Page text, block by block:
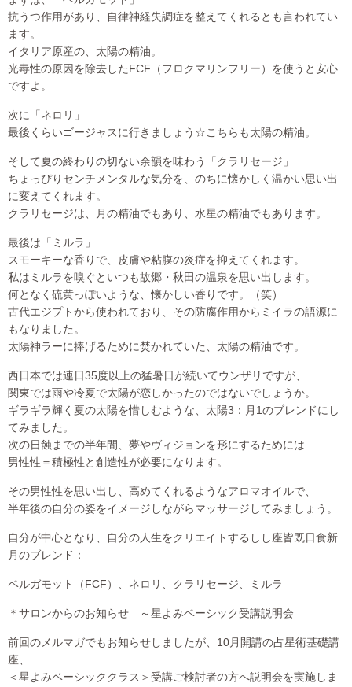
抗うつ作用があり、自律神経失調症を整えてくれるとも言われてい
ます。
イタリア原産の、太陽の精油。
光毒性の原因を除去したFCF（フロクマリンフリー）を使うと安心
ですよ。
次に「ネロリ」
最後くらいゴージャスに行きましょう☆こちらも太陽の精油。
そして夏の終わりの切ない余韻を味わう「クラリセージ」
ちょっぴりセンチメンタルな気分を、のちに懐かしく温かい思い出
に変えてくれます。
クラリセージは、月の精油でもあり、水星の精油でもあります。
最後は「ミルラ」
スモーキーな香りで、皮膚や粘膜の炎症を抑えてくれます。
私はミルラを嗅ぐといつも故郷・秋田の温泉を思い出します。
何となく硫黄っぽいような、懐かしい香りです。（笑）
古代エジプトから使われており、その防腐作用からミイラの語源に
もなりました。
太陽神ラーに捧げるために焚かれていた、太陽の精油です。
西日本では連日35度以上の猛暑日が続いてウンザリですが、
関東では雨や冷夏で太陽が恋しかったのではないでしょうか。
ギラギラ輝く夏の太陽を惜しむような、太陽3：月1のブレンドにし
てみました。
次の日蝕までの半年間、夢やヴィジョンを形にするためには
男性性＝積極性と創造性が必要になります。
その男性性を思い出し、高めてくれるようなアロマオイルで、
半年後の自分の姿をイメージしながらマッサージしてみましょう。
自分が中心となり、自分の人生をクリエイトするしし座皆既日食新
月のブレンド：
ベルガモット（FCF）、ネロリ、クラリセージ、ミルラ
＊サロンからのお知らせ ～星よみベーシック受講説明会
前回のメルマガでもお知らせしましたが、10月開講の占星術基礎講
座、
＜星よみベーシッククラス＞受講ご検討者の方へ説明会を実施しま